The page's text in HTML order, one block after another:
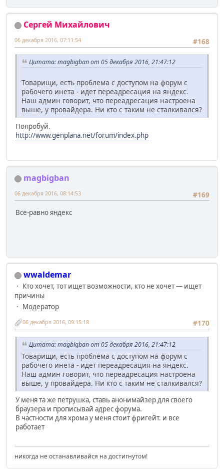
Сергей Михайлович
#168
06 декабря 2016, 07:11:54
Цитата: magbigban от 05 декабря 2016, 21:47:12
Товарищи, есть проблема с доступом на форум с
рабочего инета - идет переадресация на яндекс.
Наш админ говорит, что переадресация настроена
выше, у провайдера. Ни кто с таким не сталкивался?
Попробуй.
http://www.genplana.net/forum/index.php
magbigban
#169
06 декабря 2016, 08:14:53
Все-равно яндекс
wwaldemar
Кто хочет, тот ищет возможности, кто не хочет — ищет
причины
Модератор
#170
06 декабря 2016, 09:15:18
Цитата: magbigban от 05 декабря 2016, 21:47:12
Товарищи, есть проблема с доступом на форум с
рабочего инета - идет переадресация на яндекс.
Наш админ говорит, что переадресация настроена
выше, у провайдера. Ни кто с таким не сталкивался?
У меня та же петрушка, ставь анонимайзер для своего
браузера и прописывай адрес форума.
В частности для хрома у меня стоит фригейт. и все
работает
никогда не останавливайся на достигнутом!